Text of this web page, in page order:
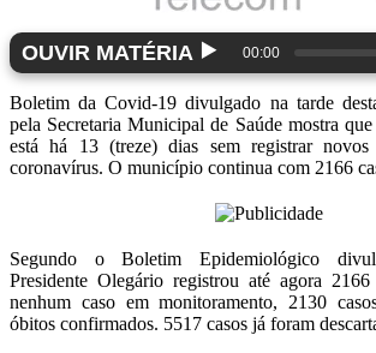
OUVIR MATÉRIA ▶️ 00:00
Boletim da Covid-19 divulgado na tarde
pela Secretaria Municipal de Saúde mostra
está há 13 (treze) dias sem registrar novos
coronavírus. O município continua com 2166
Segundo o Boletim Epidemiológico
Presidente Olegário registrou até agora 2166
nenhum caso em monitoramento, 2130
óbitos confirmados. 5517 casos já foram